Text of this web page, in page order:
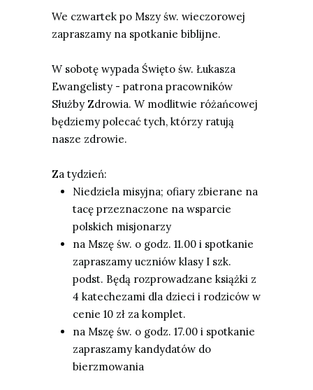
We czwartek po Mszy św. wieczorowej
zapraszamy na spotkanie biblijne.
W sobotę wypada Święto św. Łukasza
Ewangelisty - patrona pracowników
Służby Zdrowia. W modlitwie różańcowej
będziemy polecać tych, którzy ratują
nasze zdrowie.
Za tydzień:
Niedziela misyjna; ofiary zbierane na
tacę przeznaczone na wsparcie
polskich misjonarzy
na Mszę św. o godz. 11.00 i spotkanie
zapraszamy uczniów klasy I szk.
podst. Będą rozprowadzane książki z
4 katechezami dla dzieci i rodziców w
cenie 10 zł za komplet.
na Mszę św. o godz. 17.00 i spotkanie
zapraszamy kandydatów do
bierzmowania